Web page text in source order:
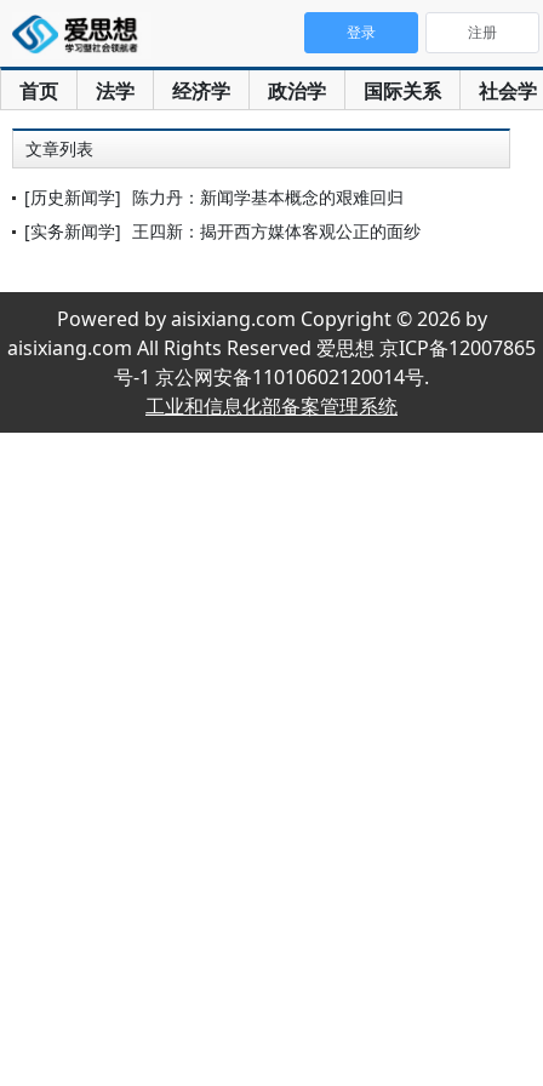
首页 法学 经济学 政治学 国际关系 社会学
登录 注册
文章列表
[历史新闻学] 陈力丹：新闻学基本概念的艰难回归
[实务新闻学] 王四新：揭开西方媒体客观公正的面纱
Powered by aisixiang.com Copyright © 2026 by
aisixiang.com All Rights Reserved 爱思想 京ICP备12007865
号-1 京公网安备11010602120014号.
工业和信息化部备案管理系统